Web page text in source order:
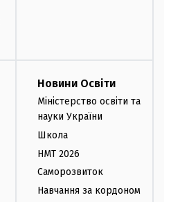
Новини Освіти
Міністерство освіти та
науки України
Школа
НМТ 2026
Саморозвиток
Навчання за кордоном